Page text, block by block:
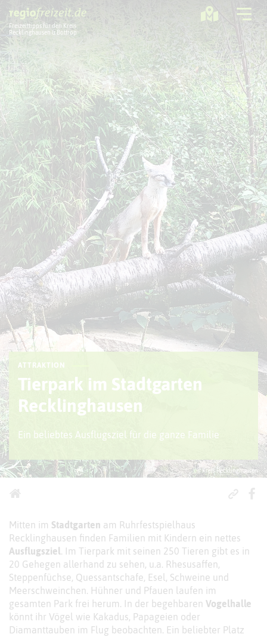
Freizeittipps für den Kreis
Recklinghausen & Bottrop
Ausflugstipps
Sport + Bewegung
Aktuelles
Freizeitregion
© Kreis Recklinghausen
ATTRAKTION
Tierpark im Stadtgarten
Recklinghausen
Ein beliebtes Ausflugsziel für die ganze Familie
Mitten im Stadtgarten am Ruhrfestspielhaus
Recklinghausen finden Familien mit Kindern ein nettes
Ausflugsziel . Im Tierpark mit seinen 250 Tieren gibt es in
20 Gehegen allerhand zu sehen, u.a. Rhesusaffen,
Steppenfüchse, Quessantschafe, Esel, Schweine und
Meerschweinchen. Hühner und Pfauen laufen im
gesamten Park frei herum. In der begehbaren Vogelhalle
könnt ihr Vögel wie Kakadus, Papageien oder
Diamanttauben im Flug beobachten. Ein beliebter Platz